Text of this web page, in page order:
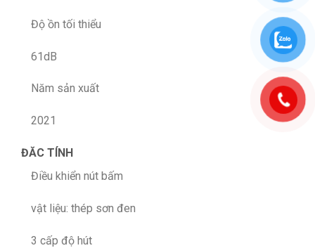
Độ ồn tối thiểu
61dB
Năm sản xuất
2021
ĐĂC TÍNH
Điều khiển nút bấm
vật liệu: thép sơn đen
3 cấp độ hút